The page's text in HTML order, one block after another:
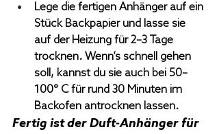
Lege die fertigen Anhänger auf ein
Stück Backpapier und lasse sie
auf der Heizung für 2–3 Tage
trocknen. Wenn’s schnell gehen
soll, kannst du sie auch bei 50–
100° C für rund 30 Minuten im
Backofen antrocknen lassen.
Fertig ist der Duft-Anhänger für